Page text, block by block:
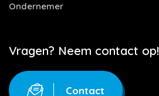
Ondernemer
Vragen? Neem contact op!
Contact